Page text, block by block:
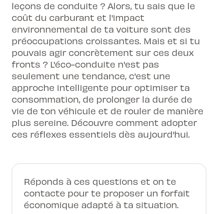
leçons de conduite ? Alors, tu sais que le
coût du carburant et l'impact
environnemental de ta voiture sont des
préoccupations croissantes. Mais et si tu
pouvais agir concrètement sur ces deux
fronts ? L'éco-conduite n'est pas
seulement une tendance, c'est une
approche intelligente pour optimiser ta
consommation, de prolonger la durée de
vie de ton véhicule et de rouler de manière
plus sereine. Découvre comment adopter
ces réflexes essentiels dès aujourd'hui.
Réponds à ces questions et on te
contacte pour te proposer un forfait
économique adapté à ta situation.